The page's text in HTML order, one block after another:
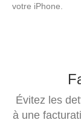
votre iPhone.
Évitez les
à une